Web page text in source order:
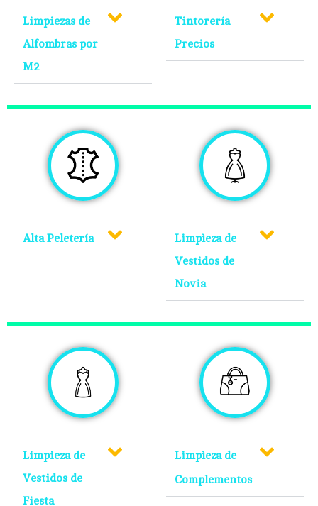
Limpiezas de
Alfombras por
M2
Tintorería
Precios
Alta Peletería
Limpìeza de
Vestidos de
Novia
Limpieza de
Vestidos de
Fiesta
Limpìeza de
Complementos